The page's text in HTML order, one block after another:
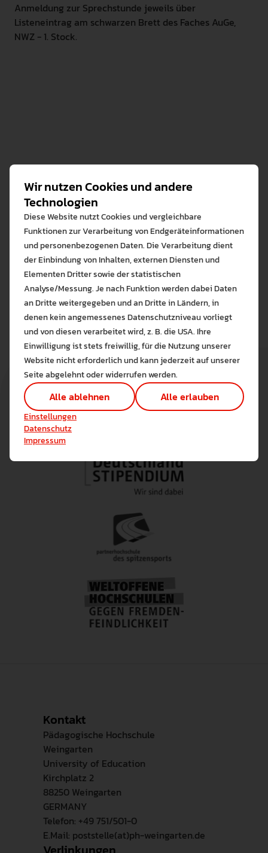
Anmeldung zur Sprechstunde jeweils über
Listeneintrag am schwarzen Brett des Faches AuGe,
NWZ - 1. Stock.
Kliegel, Prof. Dr. paed. Marieluise
0751/ 501-8652
E-Mail Adresse zeigen
Kontakt
Pädagogische Hochschule
Weingarten
University of Education
Kirchplatz 2
88250 Weingarten
GERMANY
Telefon: +49 751/501-0
E.Mail: poststelle(at)ph-weingarten.de
Wir nutzen Cookies und andere
Technologien
Diese Website nutzt Cookies und vergleichbare
Funktionen zur Verarbeitung von Endgeräteinformationen
und personenbezogenen Daten. Die Verarbeitung dient
der Einbindung von Inhalten, externen Diensten und
Elementen Dritter sowie der statistischen
Analyse/Messung. Je nach Funktion werden dabei Daten
an Dritte weitergegeben und an Dritte in Ländern, in
denen kein angemessenes Datenschutzniveau vorliegt
und von diesen verarbeitet wird, z. B. die USA. Ihre
Einwilligung ist stets freiwillig, für die Nutzung unserer
Website nicht erforderlich und kann jederzeit auf unserer
Seite abgelehnt oder widerrufen werden.
Alle ablehnen Alle erlauben
Einstellungen
Datenschutz
Impressum
Bitte wählen Sie
Die auf der Website verwendeten
Lernen Sie mehr
Alle erlauben
Technisch notwendig (1)
Hier sind alle technisch
Analyse / Statistiken (1)
Es werden Daten wie
Einstellungen speichern